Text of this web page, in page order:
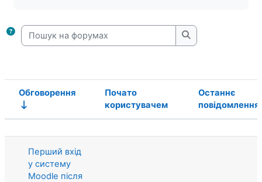
Пошук на форумах
Пошук на
Статус
Обговорення
Почато
користувачем
Останнє
повідомлення
Перший вхід
у систему
Moodle після